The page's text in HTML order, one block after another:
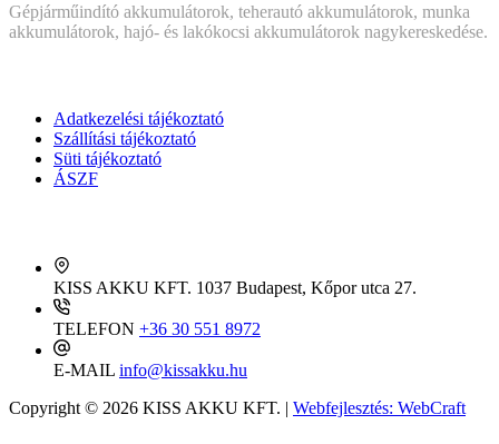
Gépjárműindító akkumulátorok, teherautó akkumulátorok, munka
akkumulátorok, hajó- és lakókocsi akkumulátorok nagykereskedése.
Adatkezelési tájékoztató
Szállítási tájékoztató
Süti tájékoztató
ÁSZF
KISS AKKU KFT. 1037 Budapest, Kőpor utca 27.
TELEFON +36 30 551 8972
E-MAIL info@kissakku.hu
Copyright © 2026 KISS AKKU KFT. | Webfejlesztés: WebCraft